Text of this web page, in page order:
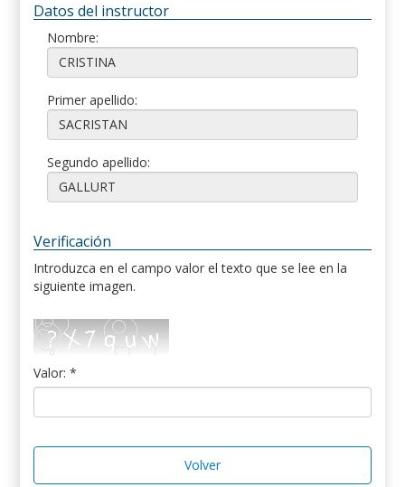
Datos del instructor
Nombre:
Primer apellido:
Segundo apellido:
Verificación
Introduzca en el campo valor el texto que se lee en la
siguiente imagen.
Valor: *
Volver